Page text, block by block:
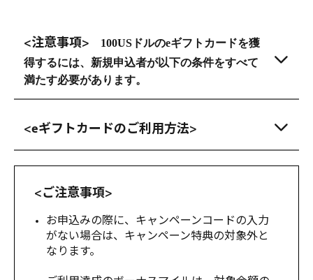
<注意事項> 100USドルのeギフトカードを獲
得するには、新規申込者が以下の条件をすべて
満たす必要があります。
<eギフトカードのご利用方法>
<ご注意事項>
お申込みの際に、キャンペーンコードの入力
がない場合は、キャンペーン特典の対象外と
なります。